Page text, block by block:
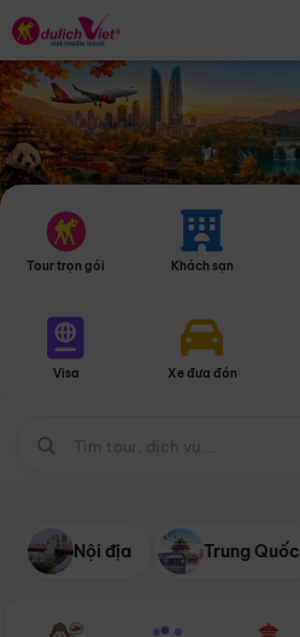
Tour trọn gói Khách sạn
Visa Xe đưa đón
Nội địa Trung Quốc